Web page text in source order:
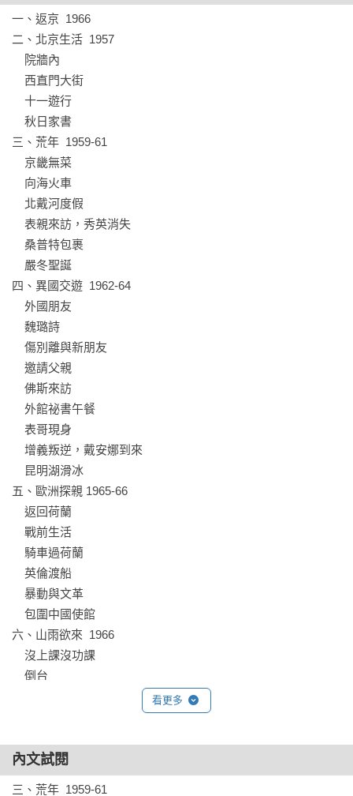
女卻始終被社會另眼看待。一連串的政治風暴將中國推向文化
大革命，曹日昌最終倒台被捕，色爾瑪隨後遭到拘禁，子女下
鄉勞改。
色爾瑪成為唯一親身經歷過百花齊放、百家爭鳴、大躍進、大
飢荒與文化大革命的荷蘭人。她與家人接連成為毛澤東意識形
態下的受害者。
透過色爾瑪的書信、親友、舊識，本書描繪了外國人如何看待
革命氛圍下的北京：盛大的十一遊行、來自歐美的共產主義盲
目信奉者、大飢荒、以及破壞一切傳統與西方象徵的紅衛兵。
還有，她如何在黑暗中保有自己的勇氣。
一、返京  1966
二、北京生活  1957
三、荒年  1959-61
四、異國交遊  1962-64
五、歐洲探親 1965-66
六、山雨欲來  1966
七、文革風暴  1966-1969
    返京
看更多
內文試閱
三、荒年  1959-61